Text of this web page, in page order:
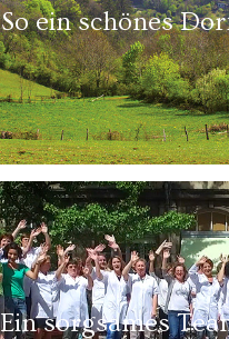
So ein schönes
Ein sorgsames